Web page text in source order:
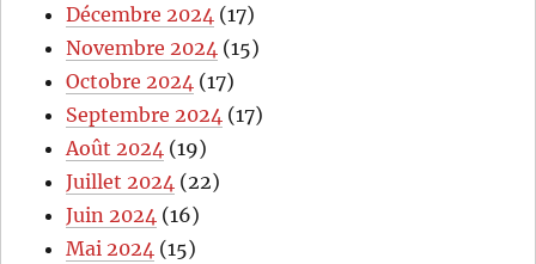
Décembre 2024 (17)
Novembre 2024 (15)
Octobre 2024 (17)
Septembre 2024 (17)
Août 2024 (19)
Juillet 2024 (22)
Juin 2024 (16)
Mai 2024 (15)